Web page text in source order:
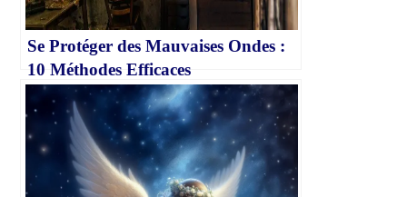
Se Protéger des Mauvaises Ondes :
10 Méthodes Efficaces